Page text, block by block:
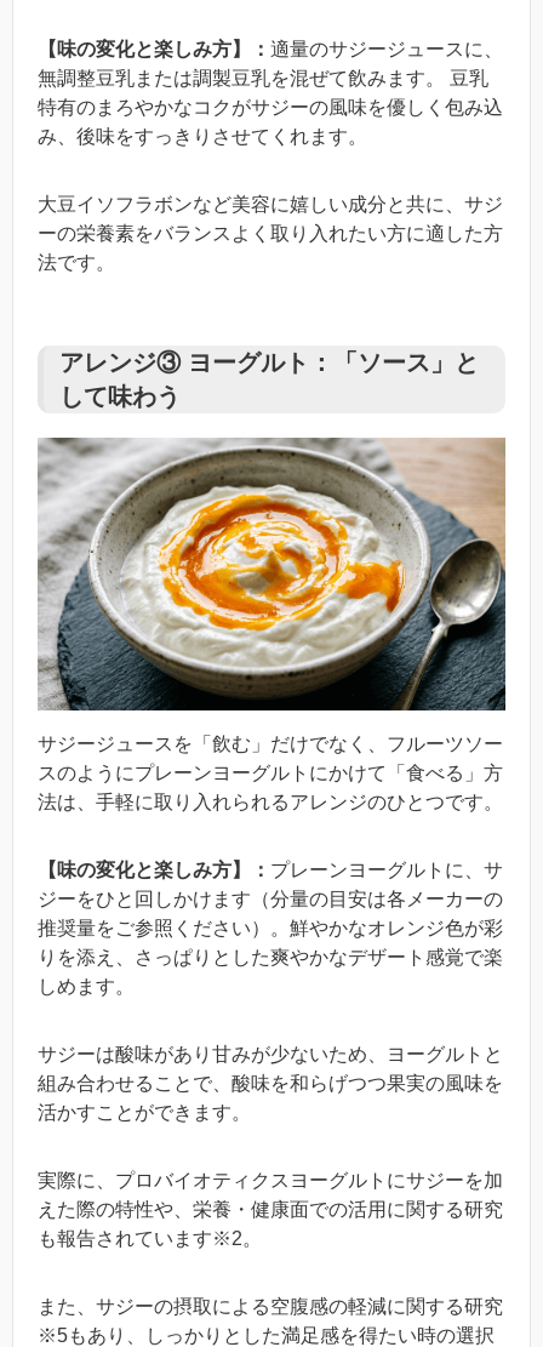
【味の変化と楽しみ方】： 適量のサジージュースに、
無調整豆乳または調製豆乳を混ぜて飲みます。 豆乳
特有のまろやかなコクがサジーの風味を優しく包み込
み、後味をすっきりさせてくれます。
大豆イソフラボンなど美容に嬉しい成分と共に、サジ
ーの栄養素をバランスよく取り入れたい方に適した方
法です。
アレンジ③ ヨーグルト：「ソース」と
して味わう
サジージュースを「飲む」だけでなく、フルーツソー
スのようにプレーンヨーグルトにかけて「食べる」方
法は、手軽に取り入れられるアレンジのひとつです。
【味の変化と楽しみ方】： プレーンヨーグルトに、サ
ジーをひと回しかけます（分量の目安は各メーカーの
推奨量をご参照ください）。鮮やかなオレンジ色が彩
りを添え、さっぱりとした爽やかなデザート感覚で楽
しめます。
サジーは酸味があり甘みが少ないため、ヨーグルトと
組み合わせることで、酸味を和らげつつ果実の風味を
活かすことができます。
実際に、プロバイオティクスヨーグルトにサジーを加
えた際の特性や、栄養・健康面での活用に関する研究
も報告されています※2。
また、サジーの摂取による空腹感の軽減に関する研究
※5もあり、しっかりとした満足感を得たい時の選択